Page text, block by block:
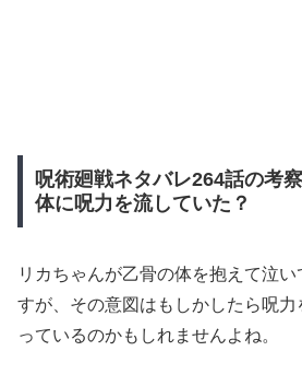
呪術廻戦ネタバレ264話の考
体に呪力を流していた？
リカちゃんが乙骨の体を抱えて泣
すが、その意図はもしかしたら呪
っているのかもしれませんよね。